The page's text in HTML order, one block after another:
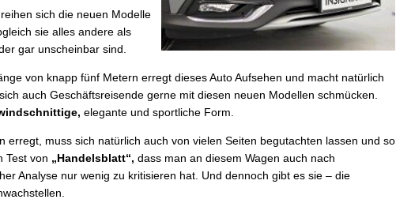
sich die neuen Modelle
sie alles andere als
gar unscheinbar sind.
von knapp fünf Metern erregt dieses Auto Aufsehen und macht natürlich
auch Geschäftsreisende gerne mit diesen neuen Modellen schmücken.
elegante und sportliche Form.
erregt, muss sich natürlich auch von vielen Seiten begutachten lassen und so
Test von „Handelsblatt“, dass man an diesem Wagen auch nach
Analyse nur wenig zu kritisieren hat. Und dennoch gibt es sie – die